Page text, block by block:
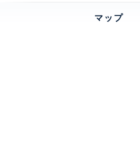
マップ